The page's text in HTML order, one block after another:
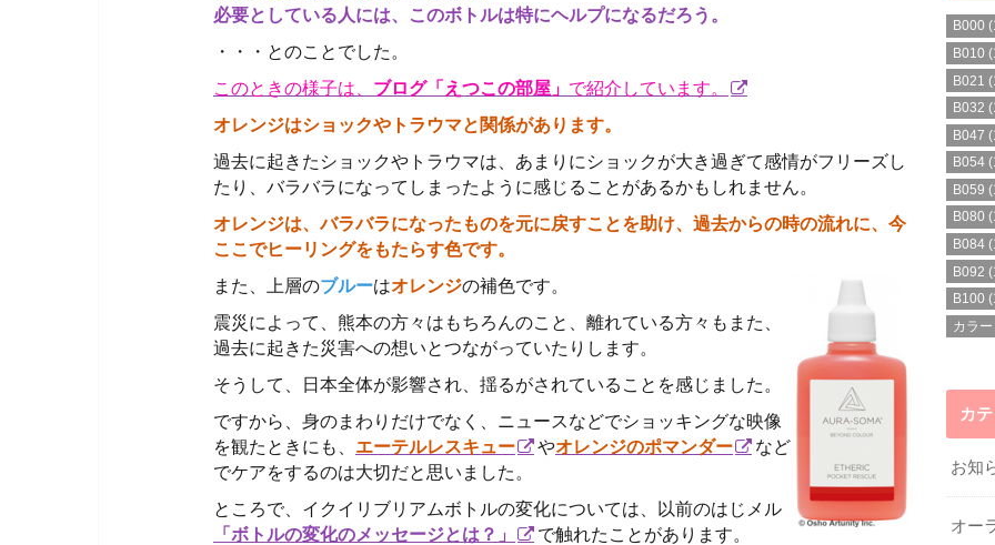
必要としている人には、このボトルは特にヘルプになるだろう。
・・・とのことでした。
このときの様子は、 ブログ「えつこの部屋」 で紹介しています。
オレンジはショックやトラウマと関係があります。
過去に起きたショックやトラウマは、あまりにショックが大き過ぎて感情がフリーズし
たり、バラバラになってしまったように感じることがあるかもしれません。
オレンジは、バラバラになったものを元に戻すことを助け、過去からの時の流れに、今
ここでヒーリングをもたらす色です。
また、上層のブルーはオレンジの補色です。
震災によって、熊本の方々はもちろんのこと、離れている方々もまた、
過去に起きた災害への想いとつながっていたりします。
そうして、日本全体が影響され、揺るがされていることを感じました。
ですから、身のまわりだけでなく、ニュースなどでショッキングな映像
を観たときにも、 エーテルレスキュー やオレンジのポマンダー
など
でケアをするのは大切だと思いました。
ところで、イクイリブリアムボトルの変化については、以前のはじメル
「ボトルの変化のメッセージとは？」
で触れたことがあります。
B000
B010
B021
B032
B047
B054
B059
B080
B084
B092
B100
カラ
カ
お知
オー